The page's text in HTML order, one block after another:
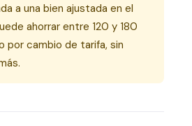
a una bien ajustada en el
ahorrar entre 120 y 180
por cambio de tarifa, sin